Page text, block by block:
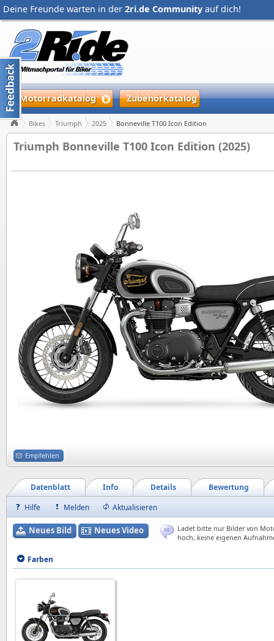
Deine Freunde warten in der 2ri.de Community auf dich!
Motorradkatalog Zubehörkatalog
Bikes Triumph 2025 Bonneville T100 Icon Edition
Triumph Bonneville T100 Icon Edition (2025)
Empfehlen
Bewertung
Details
Info
Datenblatt
Hilfe
Melden Aktualisieren
Neues Bild Neues Video
Ladet bitte nur Bilder von
hoch, keine eigenen
Farben